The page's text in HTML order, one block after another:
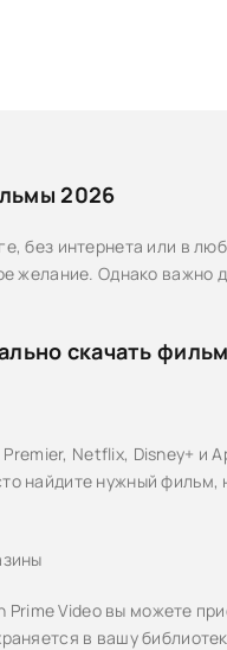
2026
без интернета или в
желание. Однако важно
скачать
Netflix, Disney+ и
найдите нужный фильм,
Prime Video вы можете
в вашу